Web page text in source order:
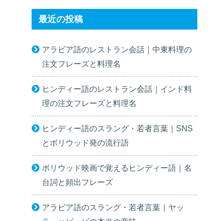
最近の投稿
アラビア語のレストラン会話｜中東料理の
注文フレーズと料理名
ヒンディー語のレストラン会話｜インド料
理の注文フレーズと料理名
ヒンディー語のスラング・若者言葉｜SNS
とボリウッド発の流行語
ボリウッド映画で覚えるヒンディー語｜名
台詞と頻出フレーズ
アラビア語のスラング・若者言葉｜ヤッ